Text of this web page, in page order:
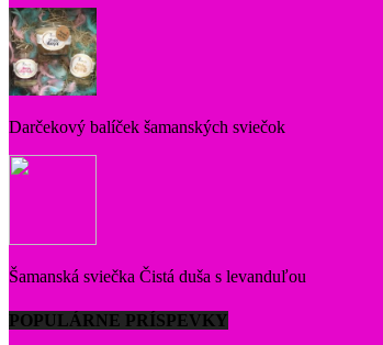
Darčekový balíček šamanských sviečok
Šamanská sviečka Čistá duša s levanduľou
POPULÁRNE PRÍSPEVKY